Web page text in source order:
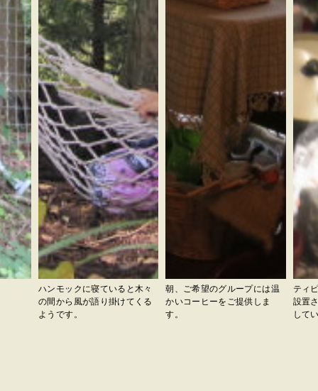
ハンモックに寝ていると木々
の間から風が語り掛けてくる
ようです。
朝、ご希望のグループには温
かいコーヒーをご提供しま
す。
ティ
設置
して